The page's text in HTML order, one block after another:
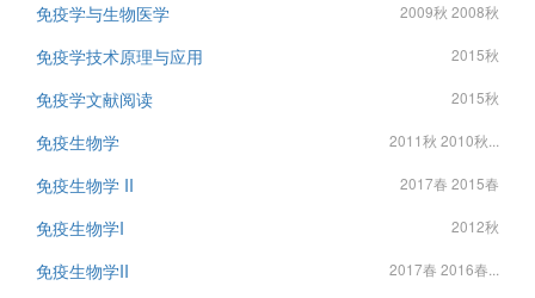
免疫学与生物医学 2009秋 2008秋
免疫学技术原理与应用 2015秋
免疫学文献阅读 2015秋
免疫生物学 2011秋 2010秋...
免疫生物学 II 2017春 2015春
免疫生物学I 2012秋
免疫生物学II 2017春 2016春...